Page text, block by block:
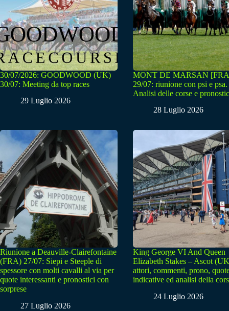
30/07/2026: GOODWOOD (UK)
30/07: Meeting da top races
29 Luglio 2026
MONT DE MARSAN
29/07: riunione con psi e psa.
Analisi delle corse e
28 Luglio 2026
Riunione a Deauville-Clairefontaine
(FRA) 27/07: Siepi e Steeple di
spessore con molti cavalli al via per
quote interessanti e pronostici con
sorprese
27 Luglio 2026
King George VI And Queen
Elizabeth Stakes – Ascot
attori, commenti, prono,
indicative ed analisi della
24 Luglio 2026